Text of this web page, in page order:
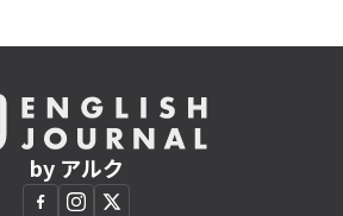
by アルク